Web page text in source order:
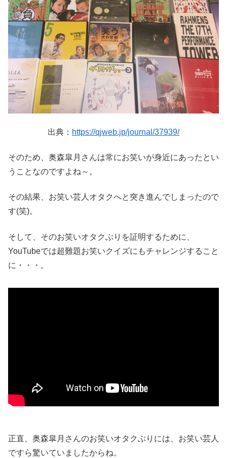
出典： https://qjweb.jp/journal/37939/
そのため、奥森皐月さんは常にお笑いが身近にあったとい
うことなのですよね～。
その結果、お笑い芸人オタクへと突き進んでしまったので
す(笑)。
そして、そのお笑いオタクぶりを証明するために、
YouTubeでは超難題お笑いクイズにもチャレンジすること
に・・・。
正直、奥森皐月さんのお笑いオタクぶりには、お笑い芸人
ですら驚いていましたからね。